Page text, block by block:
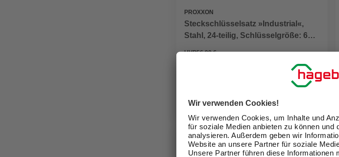
PROXXON
Steckschlüsselsatz »Industrial«,
Stahl, 24-teilig, Schlüsselgröße: 6
UVP56,99 €
Zustellung 08.08. - 11.08.